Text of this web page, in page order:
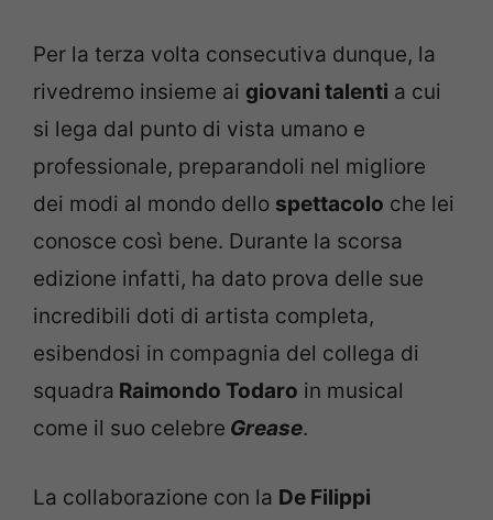
Per la terza volta consecutiva dunque, la
rivedremo insieme ai giovani talenti a cui
si lega dal punto di vista umano e
professionale, preparandoli nel migliore
dei modi al mondo dello spettacolo che lei
conosce così bene. Durante la scorsa
edizione infatti, ha dato prova delle sue
incredibili doti di artista completa,
esibendosi in compagnia del collega di
squadra Raimondo Todaro in musical
come il suo celebre Grease.
La collaborazione con la De Filippi